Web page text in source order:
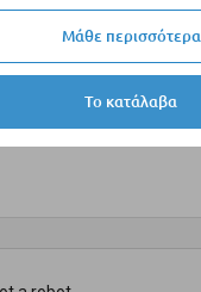
Το κατάλαβα
Μάθε περισσότερα